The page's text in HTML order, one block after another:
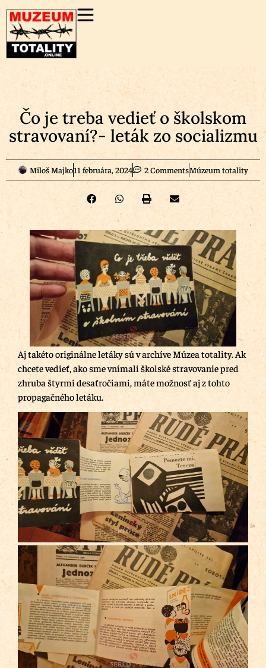
Čo je treba vedieť o školskom
stravovaní?- leták zo socializmu
Miloš Majko11 februára, 2024 2 CommentsMúzeum totality
Aj takéto originálne letáky sú v archíve Múzea totality. Ak
chcete vedieť, ako sme vnímali školské stravovanie pred
zhruba štyrmi desaťročiami, máte možnosť aj z tohto
propagačného letáku.